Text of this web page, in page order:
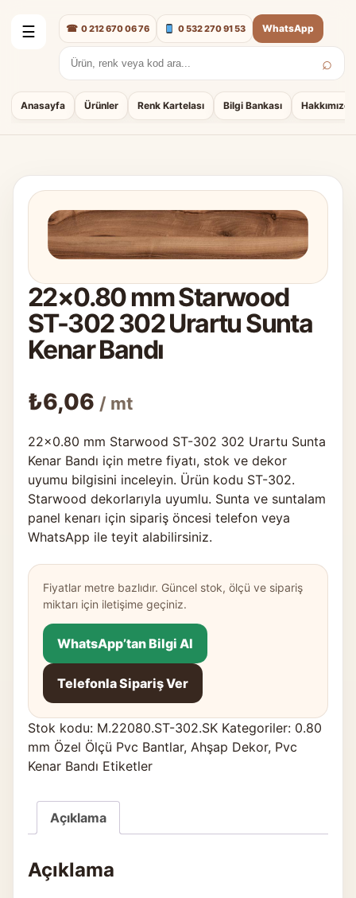
☰
Anasayfa Ürünler Renk Kartelası Bilgi Bankası Hakkımızda
Arama: ⌕
☎ 0 212 670 06 76 0 532 270 91 53 WhatsApp
22×0.80 mm Starwood
ST-302 302 Urartu Sunta
Kenar Bandı
₺6,06 / mt
22×0.80 mm Starwood ST-302 302 Urartu Sunta
Kenar Bandı için metre fiyatı, stok ve dekor
uyumu bilgisini inceleyin. Ürün kodu ST-302.
Starwood dekorlarıyla uyumlu. Sunta ve suntalam
panel kenarı için sipariş öncesi telefon veya
WhatsApp ile teyit alabilirsiniz.
Fiyatlar metre bazlıdır. Güncel stok, ölçü ve sipariş
miktarı için iletişime geçiniz.
WhatsApp’tan Bilgi Al
Telefonla Sipariş Ver
Stok kodu: M.22080.ST-302.SK Kategoriler: 0.80
mm Özel Ölçü Pvc Bantlar, Ahşap Dekor, Pvc
Kenar Bandı Etiketler
Açıklama
Açıklama